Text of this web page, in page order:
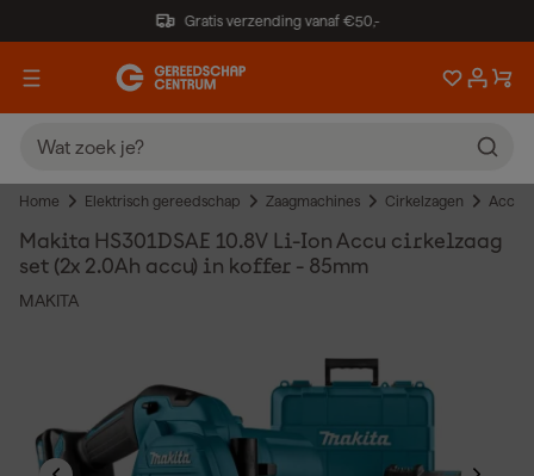
Gratis verzending vanaf €50,-
Home Elektrisch gereedschap Zaagmachines Cirkelzagen Accu
Makita HS301DSAE 10.8V Li-Ion Accu cirkelzaag
set (2x 2.0Ah accu) in koffer - 85mm
MAKITA